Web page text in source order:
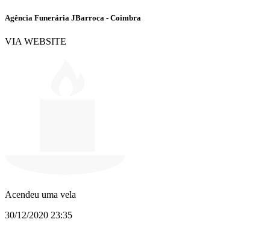
Agência Funerária JBarroca - Coimbra
VIA WEBSITE
Acendeu uma vela
30/12/2020 23:35